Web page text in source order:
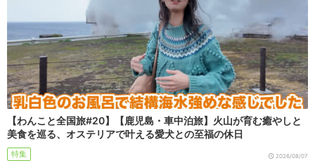
【わんこと全国旅#20】【鹿児島・車中泊旅】火山が育む癒やしと
美食を巡る、オステリアで叶える愛犬との至福の休日
特集 2026/08/07